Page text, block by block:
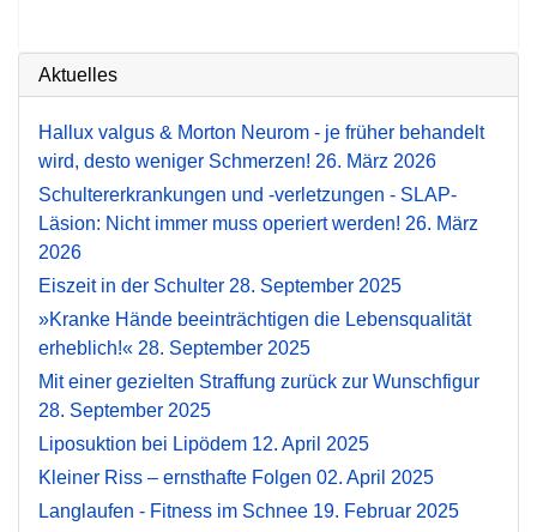
Aktuelles
Hallux valgus & Morton Neurom - je früher behandelt
wird, desto weniger Schmerzen! 26. März 2026
Schultererkrankungen und -verletzungen - SLAP-
Läsion: Nicht immer muss operiert werden! 26. März
2026
Eiszeit in der Schulter 28. September 2025
»Kranke Hände beeinträchtigen die Lebensqualität
erheblich!« 28. September 2025
Mit einer gezielten Straffung zurück zur Wunschfigur
28. September 2025
Liposuktion bei Lipödem 12. April 2025
Kleiner Riss – ernsthafte Folgen 02. April 2025
Langlaufen - Fitness im Schnee 19. Februar 2025